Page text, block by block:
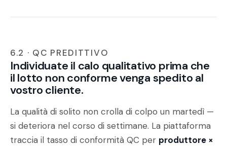
6.2 · QC PREDITTIVO
Individuate il calo qualitativo prima che
il lotto non conforme venga spedito al
vostro cliente.
La qualità di solito non crolla di colpo un martedì —
si deteriora nel corso di settimane. La piattaforma
traccia il tasso di conformità QC per produttore ×